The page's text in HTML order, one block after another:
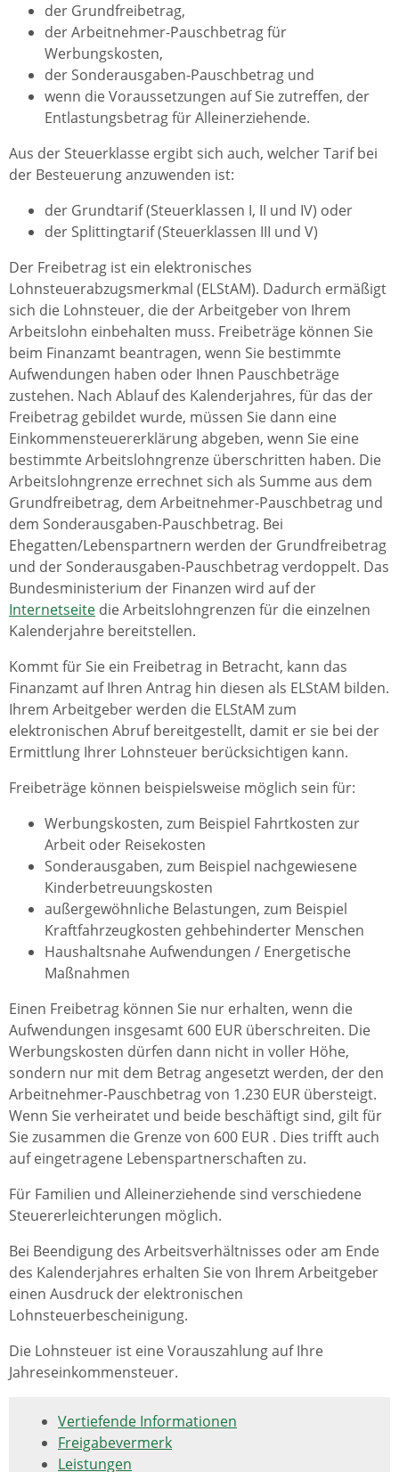
der Grundfreibetrag,
der Arbeitnehmer-Pauschbetrag für
Werbungskosten,
der Sonderausgaben-Pauschbetrag und
wenn die Voraussetzungen auf Sie zutreffen, der
Entlastungsbetrag für Alleinerziehende.
Aus der Steuerklasse ergibt sich auch, welcher Tarif bei
der Besteuerung anzuwenden ist:
der Grundtarif (Steuerklassen I, II und IV) oder
der Splittingtarif (Steuerklassen III und V)
Der Freibetrag ist ein elektronisches
Lohnsteuerabzugsmerkmal (ELStAM). Dadurch ermäßigt
sich die Lohnsteuer, die der Arbeitgeber von Ihrem
Arbeitslohn einbehalten muss. Freibeträge können Sie
beim Finanzamt beantragen, wenn Sie bestimmte
Aufwendungen haben oder Ihnen Pauschbeträge
zustehen. Nach Ablauf des Kalenderjahres, für das der
Freibetrag gebildet wurde, müssen Sie dann eine
Einkommensteuererklärung abgeben, wenn Sie eine
bestimmte Arbeitslohngrenze überschritten haben. Die
Arbeitslohngrenze errechnet sich als Summe aus dem
Grundfreibetrag, dem Arbeitnehmer-Pauschbetrag und
dem Sonderausgaben-Pauschbetrag. Bei
Ehegatten/Lebenspartnern werden der Grundfreibetrag
und der Sonderausgaben-Pauschbetrag verdoppelt. Das
Bundesministerium der Finanzen wird auf der
Internetseite die Arbeitslohngrenzen für die einzelnen
Kalenderjahre bereitstellen.
Kommt für Sie ein Freibetrag in Betracht, kann das
Finanzamt auf Ihren Antrag hin diesen als ELStAM bilden.
Ihrem Arbeitgeber werden die ELStAM zum
elektronischen Abruf bereitgestellt, damit er sie bei der
Ermittlung Ihrer Lohnsteuer berücksichtigen kann.
Freibeträge können beispielsweise möglich sein für:
Werbungskosten, zum Beispiel Fahrtkosten zur
Arbeit oder Reisekosten
Sonderausgaben, zum Beispiel nachgewiesene
Kinderbetreuungskosten
außergewöhnliche Belastungen, zum Beispiel
Kraftfahrzeugkosten gehbehinderter Menschen
Haushaltsnahe Aufwendungen / Energetische
Maßnahmen
Einen Freibetrag können Sie nur erhalten, wenn die
Aufwendungen insgesamt 600 EUR überschreiten. Die
Werbungskosten dürfen dann nicht in voller Höhe,
sondern nur mit dem Betrag angesetzt werden, der den
Arbeitnehmer-Pauschbetrag von 1.230 EUR übersteigt.
Wenn Sie verheiratet und beide beschäftigt sind, gilt für
Sie zusammen die Grenze von 600 EUR . Dies trifft auch
auf eingetragene Lebenspartnerschaften zu.
Für Familien und Alleinerziehende sind verschiedene
Steuererleichterungen möglich.
Bei Beendigung des Arbeitsverhältnisses oder am Ende
des Kalenderjahres erhalten Sie von Ihrem Arbeitgeber
einen Ausdruck der elektronischen
Lohnsteuerbescheinigung.
Die Lohnsteuer ist eine Vorauszahlung auf Ihre
Jahreseinkommensteuer.
Vertiefende Informationen
Freigabevermerk
Leistungen